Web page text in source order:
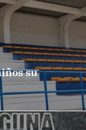
su